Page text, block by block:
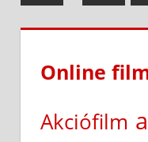
Online
Akciófilm